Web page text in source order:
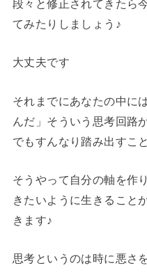
段々と修正されてきたら
てみたりしましょう♪
大丈夫です
それまでにあなたの中に
んだ」そういう思考回路
でもすんなり踏み出すこ
そうやって自分の軸を作
きたいように生きること
きます♪
思考というのは時に悪さ